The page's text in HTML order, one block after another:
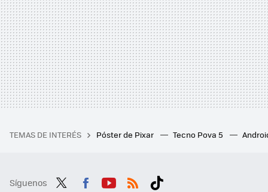
TEMAS DE INTERÉS Póster de Pixar Tecno Pova 5
Síguenos